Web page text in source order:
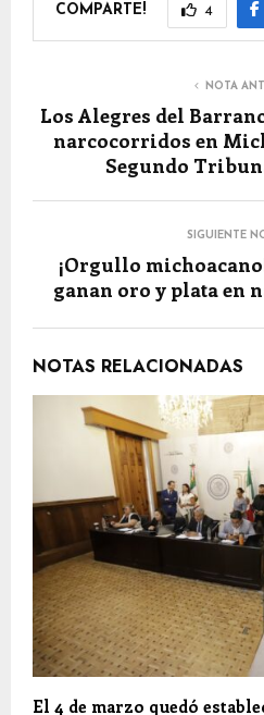
COMPARTE! 4
NOTA
Los Alegres del
narcocorridos en
Segundo
SIGUIENTE
¡Orgullo
ganan oro y plata en
NOTAS RELACIONADAS
El 4 de marzo quedó